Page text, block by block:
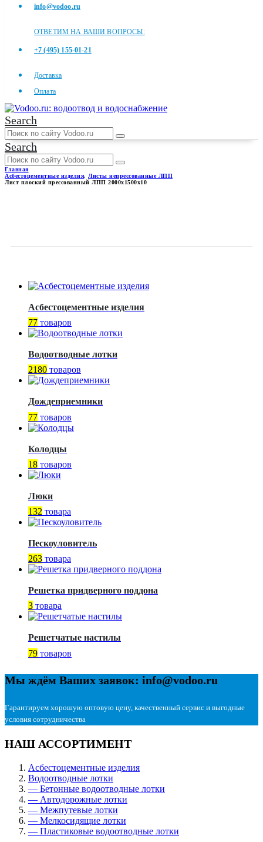
info@vodoo.ru
ОТВЕТИМ НА ВАШИ ВОПРОСЫ:
+7 (495) 155-01-21
Доставка
Оплата
Search
Search
Главная
Асбестоцементные изделия, Листы непрессованные ЛПП
Лист плоский прессованный ЛПП 2000x1500x10
Асбестоцементные изделия
77 товаров
Водоотводные лотки
2180 товаров
Дождеприемники
77 товаров
Колодцы
18 товаров
Люки
132 товара
Пескоуловитель
263 товара
Решетка придверного поддона
3 товара
Решетчатые настилы
79 товаров
Мы ждём Ваших заявок: info@vodoo.ru
Гарантируем хорошую оптовую цену, качественный сервис и выгодные
условия сотрудничества
НАШ АССОРТИМЕНТ
Асбестоцементные изделия
Водоотводные лотки
— Бетонные водоотводные лотки
— Автодорожные лотки
— Межпутевые лотки
— Мелкосидящие лотки
— Пластиковые водоотводные лотки